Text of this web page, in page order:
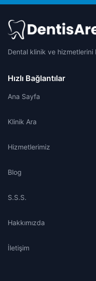
Dental klinik ve
Hızlı Bağlantılar
Ana Sayfa
Klinik Ara
Hizmetlerimiz
Blog
S.S.S.
Hakkımızda
İletişim